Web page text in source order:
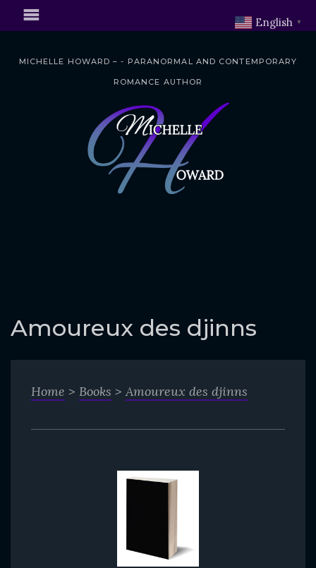
MICHELLE HOWARD – - PARANORMAL AND CONTEMPORARY
ROMANCE AUTHOR
o
c
o
Amoureux des djinns
Home > Books > Amoureux des djinns
English ▼